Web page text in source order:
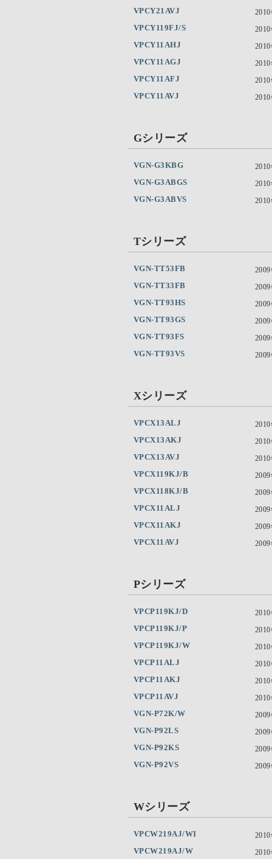
VPCY21AVJ
VPCY119FJ/S
VPCY11AHJ
VPCY11AGJ
VPCY11AFJ
VPCY11AVJ
Gシリーズ
VGN-G3KBG
VGN-G3ABGS
VGN-G3ABVS
Tシリーズ
VGN-TT53FB
VGN-TT33FB
VGN-TT93HS
VGN-TT93GS
VGN-TT93FS
VGN-TT93VS
Xシリーズ
VPCX13ALJ
VPCX13AKJ
VPCX13AVJ
VPCX119KJ/B
VPCX118KJ/B
VPCX11ALJ
VPCX11AKJ
VPCX11AVJ
Pシリーズ
VPCP119KJ/D
VPCP119KJ/P
VPCP119KJ/W
VPCP11ALJ
VPCP11AKJ
VPCP11AVJ
VGN-P72K/W
VGN-P92LS
VGN-P92KS
VGN-P92VS
Wシリーズ
VPCW219AJ/WI
VPCW219AJ/W